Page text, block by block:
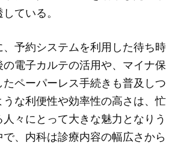
ている。
予約システムを利用した待ち時
電子カルテの活用や、マイナ保
ペーパーレス手続きも普及しつ
な利便性や効率性の高さは、忙
人々にとって大きな魅力となりう
、内科は診療内容の幅広さから